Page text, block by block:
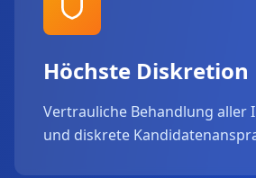
Höchste Diskretion
Vertrauliche Behandlung aller
und diskrete